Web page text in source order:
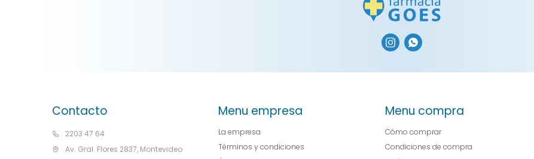
 
Contacto
2203 47 64
Av. Gral. Flores 2837, Montevideo
Menu empresa
La empresa
Términos y condiciones
Menu compra
Cómo comprar
Condiciones de compra